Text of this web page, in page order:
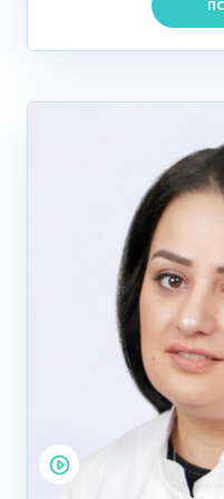
пациентку сразу, для
на Арбате часто
можете сделать УЗИ
Способы
матки в
Существует несколько
Наиболее
брюшную стенку,
предварительной
продукты,